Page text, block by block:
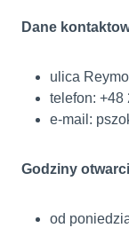
Dane
ulica
telefon: +48
e-mail:
Godziny
od